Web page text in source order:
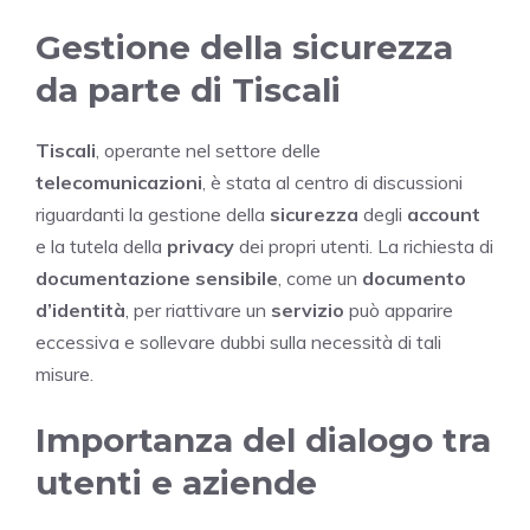
Gestione della sicurezza
da parte di Tiscali
Tiscali , operante nel settore delle
telecomunicazioni , è stata al centro di discussioni
riguardanti la gestione della sicurezza degli account
e la tutela della privacy dei propri utenti. La richiesta di
documentazione sensibile , come un documento
d’identità , per riattivare un servizio può apparire
eccessiva e sollevare dubbi sulla necessità di tali
misure.
Importanza del dialogo tra
utenti e aziende